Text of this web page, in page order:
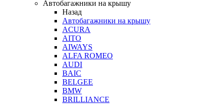
Автобагажники на крышу
Назад
Автобагажники на крышу
ACURA
AITO
AIWAYS
ALFA ROMEO
AUDI
BAIC
BELGEE
BMW
BRILLIANCE